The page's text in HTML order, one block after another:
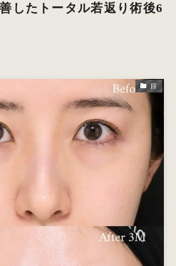
したトータル若返り術後6
目